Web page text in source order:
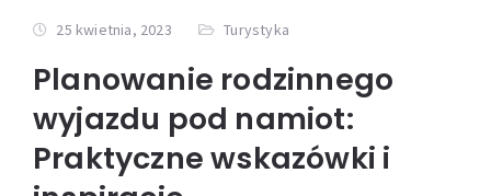
25 kwietnia, 2023 Turystyka
Planowanie rodzinnego
wyjazdu pod namiot:
Praktyczne wskazówki i